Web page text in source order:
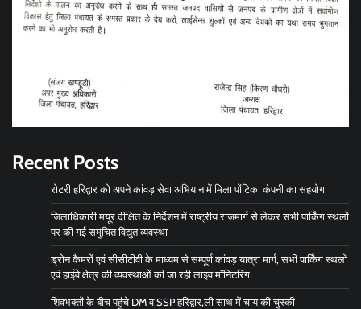
Recent Posts
रोटरी हरिद्वार को अपने कांवड़ सेवा अभियान में मिला पोंटिका कंपनी का सहयोग
जिलाधिकारी मयूर दीक्षित के निर्देशन में राष्ट्रीय राजमार्ग से लेकर सभी पार्किंग स्थलों
पर की गई समुचित विद्युत व्यवस्था
ड्रोन कैमरों एवं सीसीटीवी के माध्यम से सम्पूर्ण कांवड़ यात्रा मार्ग, सभी पार्किंग स्थलों
एवं हाईवे क्षेत्र की व्यवस्थाओं की जा रही लाइव मॉनिटरिंग
शिवभक्तों के बीच पहुंचे DM व SSP हरिद्वार,ली साथ में चाय की चुस्की